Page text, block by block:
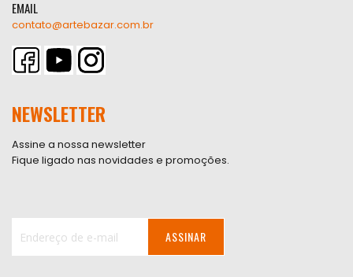
EMAIL
contato@artebazar.com.br
NEWSLETTER
Assine a nossa newsletter
Fique ligado nas novidades e promoções.
ASSINAR